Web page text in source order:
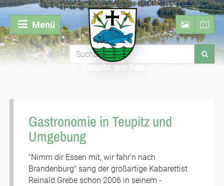
Menü
Gastronomie in Teupitz und
Umgebung
"Nimm dir Essen mit, wir fahr'n nach
Brandenburg" sang der großartige Kabarettist
Reinald Grebe schon 2006 in seinem -